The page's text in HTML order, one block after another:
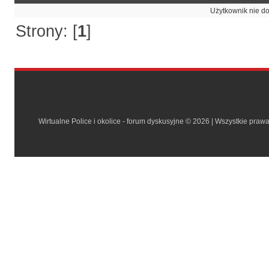
Użytkownik nie
Strony: [1]
Wirtualne Police i okolice - forum dyskusyjne © 2026 | Wszystkie